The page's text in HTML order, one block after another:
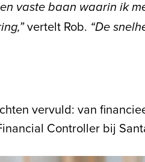
vaste baan waarin ik
vertelt Rob. “De
vervuld: van
Controller bij